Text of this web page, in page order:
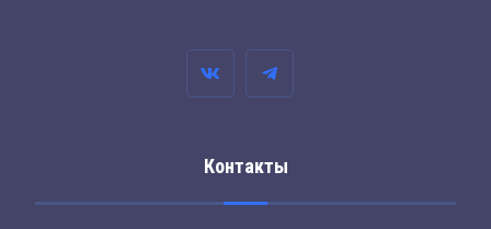
Контакты